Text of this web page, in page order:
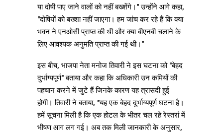
या दोषी पाए जाने वालों को नहीं बख्शेंगे।" उन्होंने आगे कहा,
"दोषियों को बख्शा नहीं जाएगा। हम जांच कर रहे हैं कि क्या
भवन ने एनओसी प्राप्त की थी और क्या बीएनबी चलाने के
लिए आवश्यक अनुमति प्राप्त की गई थी।"
इस बीच, भाजपा नेता मनोज तिवारी ने इस घटना को "बेहद
दुर्भाग्यपूर्ण" बताया और कहा कि अधिकारी उन कमियों की
पहचान करने में जुटे हैं जिनके कारण यह त्रासदी हुई
होगी। तिवारी ने बताया, "यह एक बेहद दुर्भाग्यपूर्ण घटना है।
हमें सूचना मिली है कि एक होटल के भीतर चल रहे रेस्तरां में
भीषण आग लग गई। अब तक मिली जानकारी के अनुसार,